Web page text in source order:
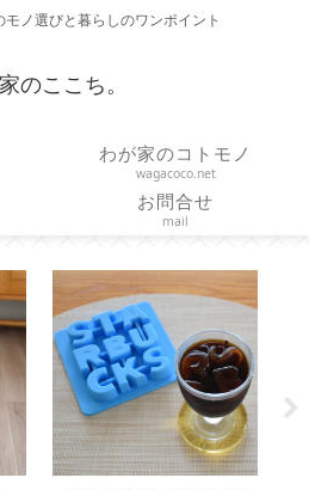
ノ選びと暮らしのワンポイント
のここち。
わが家のコトモノ
wagacoco.net
お問合せ
mail